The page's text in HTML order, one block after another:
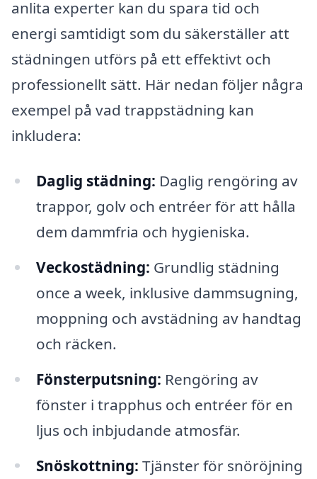
anlita experter kan du spara tid och
energi samtidigt som du säkerställer att
städningen utförs på ett effektivt och
professionellt sätt. Här nedan följer några
exempel på vad trappstädning kan
inkludera:
Daglig städning: Daglig rengöring av
trappor, golv och entréer för att hålla
dem dammfria och hygieniska.
Veckostädning: Grundlig städning
once a week, inklusive dammsugning,
moppning och avstädning av handtag
och räcken.
Fönsterputsning: Rengöring av
fönster i trapphus och entréer för en
ljus och inbjudande atmosfär.
Snöskottning: Tjänster för snöröjning